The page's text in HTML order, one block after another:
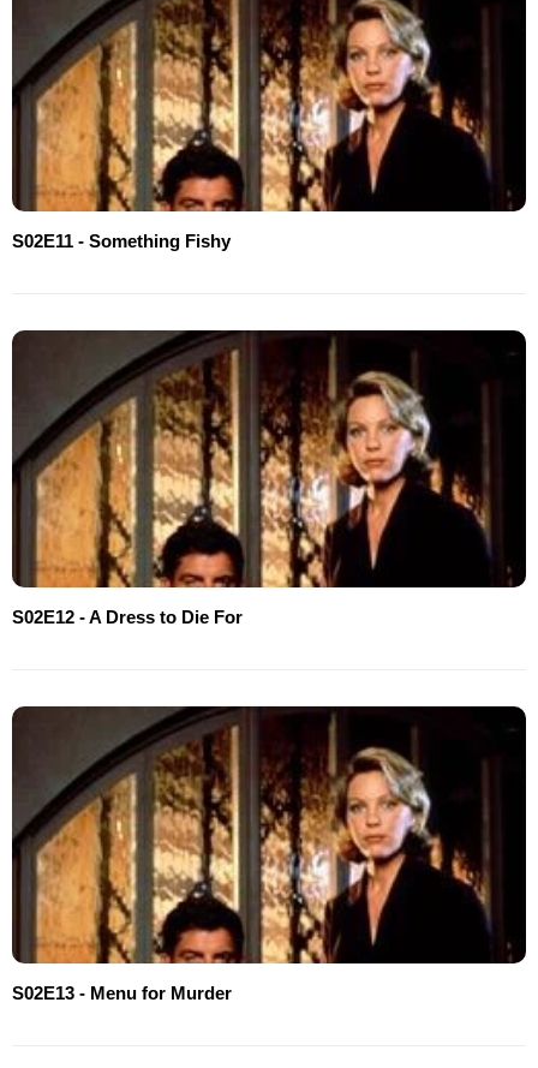
S02E11 - Something Fishy
S02E12 - A Dress to Die For
S02E13 - Menu for Murder